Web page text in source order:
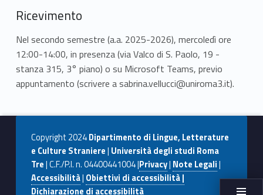
Ricevimento
Nel secondo semestre (a.a. 2025-2026), mercoledì ore
12:00-14:00, in presenza (via Valco di S. Paolo, 19 -
stanza 315, 3° piano) o su Microsoft Teams, previo
appuntamento (scrivere a sabrina.vellucci@uniroma3.it).
Copyright 2024Dipartimento di Lingue, Letterature
e Culture Straniere| Università degli studi Roma
Tre| C.F./P.I. n. 04400441004 |Privacy| Note Legali|
Accessibilità| Obiettivi di accessibilità |
Dichiarazione di accessibilità